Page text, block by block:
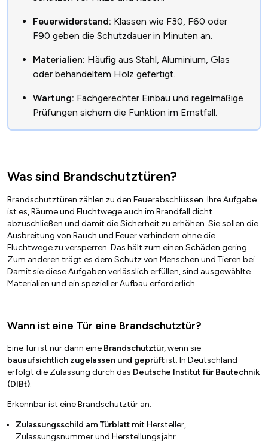
Feuerwiderstand: Klassen wie F30, F60 oder
F90 geben die Schutzdauer in Minuten an.
Materialien: Häufig aus Stahl, Aluminium, Glas
oder behandeltem Holz gefertigt.
Wartung: Fachgerechter Einbau und regelmäßige
Prüfungen sichern die Funktion im Ernstfall.
Was sind Brandschutztüren?
Brandschutztüren zählen zu den Feuerabschlüssen. Ihre Aufgabe
ist es, Räume und Fluchtwege auch im Brandfall dicht
abzuschließen und damit die Sicherheit zu erhöhen. Sie sollen die
Ausbreitung von Rauch und Feuer verhindern ohne die
Fluchtwege zu versperren. Das hält zum einen Schäden gering.
Zum anderen trägt es dem Schutz von Menschen und Tieren bei.
Damit sie diese Aufgaben verlässlich erfüllen, sind ausgewählte
Materialien und ein spezieller Aufbau erforderlich.
Wann ist eine Tür eine Brandschutztür?
Eine Tür ist nur dann eine Brandschutztür, wenn sie
bauaufsichtlich zugelassen und geprüftist. In Deutschland
erfolgt die Zulassung durch das Deutsche Institut für Bautechnik
(DIBt).
Erkennbar ist eine Brandschutztür an:
Zulassungsschild am Türblattmit Hersteller,
Zulassungsnummer und Herstellungsjahr